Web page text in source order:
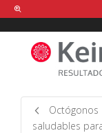
Help me
shirts
between
items,
Octógonos
saludables